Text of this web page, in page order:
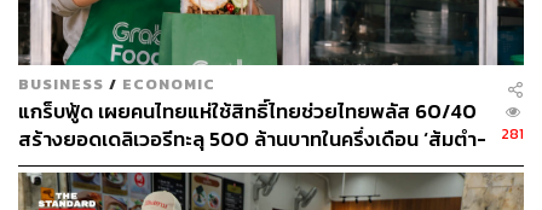
TAGS: ยอด ชินสุภัคกุล LINE MAN
กรรชัย กำเนิดพลอย
มาตรการกระตุ้นเศรษฐกิจ
คนละครึ่งพลัส
BUSINESS / ECONOMIC
แกร็บฟู้ด เผยคนไทยแห่ใช้สิทธิ์ไทยช่วยไทยพลัส 60/40
สร้างยอดเดลิเวอรีทะลุ 500 ล้านบาทในครึ่งเดือน ‘ส้มตำ-
ชาไทย’ ขึ้นแท่นเมนูยอดฮิต
281